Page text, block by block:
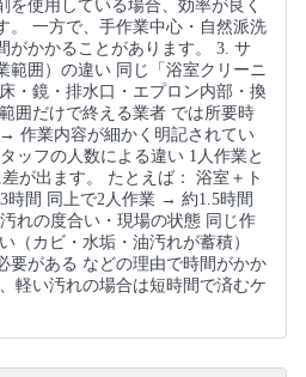
を使用している場合、効率が良く
。 一方で、手作業中心・自然派洗
がかかることがあります。 3. サ
範囲）の違い 同じ「浴室クリーニ
・鏡・排水口・エプロン内部・換
囲だけで終える業者 では所要時
作業内容が細かく明記されてい
ッフの人数による違い 1人作業と
が出ます。 たとえば： 浴室＋ト
時間 同上で2人作業 → 約1.5時間
れの度合い・現場の状態 同じ作
（カビ・水垢・油汚れが蓄積）
要がある などの理由で時間がかか
軽い汚れの場合は短時間で済むケ